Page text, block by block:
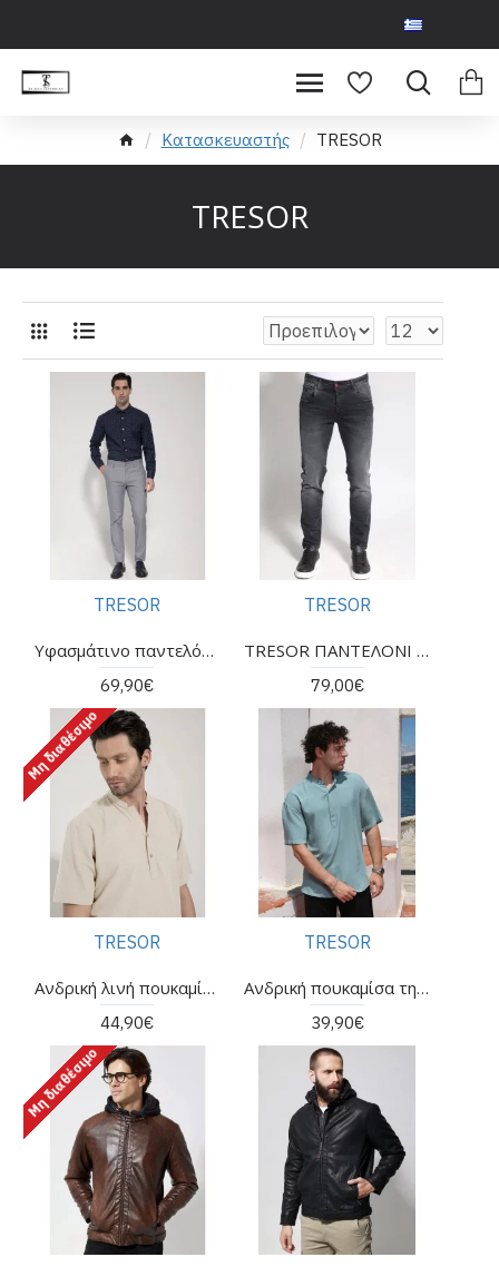
Κατασκευαστής TRESOR
TRESOR
TRESOR
Υφασμάτινο παντελόνι indigo της εταιρείας TRESOR
69,90€
TRESOR
TRESOR ΠΑΝΤΕΛΟΝΙ JEAN
79,00€
Μη διαθέσιμο
TRESOR
Ανδρική λινή πουκαμίσα της εταιρείας tresor
44,90€
TRESOR
Ανδρική πουκαμίσα της εταιρείας TRESOR
39,90€
Μη διαθέσιμο